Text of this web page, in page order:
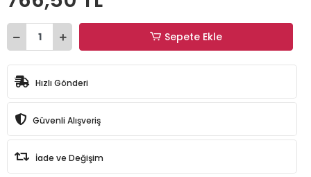
Sepete Ekle
Hızlı Gönderi
Güvenli Alışveriş
İade ve Değişim